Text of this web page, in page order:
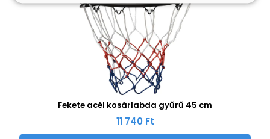
Fekete acél kosárlabda gyűrű 45 cm
11 740 Ft